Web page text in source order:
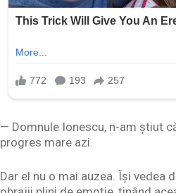
— Domnule Ionescu, n-am știut
progres mare azi.
Dar el nu o mai auzea. Își vedea